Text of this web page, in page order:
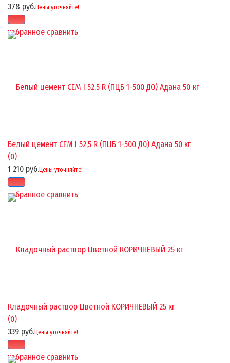
избранное сравнить
378 руб.Цены уточняйте!
избранное сравнить
Белый цемент CEM I 52,5 R (ПЦБ 1-500 Д0) Адана 50 кг
(0)
1 210 руб.Цены уточняйте!
избранное сравнить
Кладочный раствор Цветной КОРИЧНЕВЫЙ 25 кг
(0)
339 руб.Цены уточняйте!